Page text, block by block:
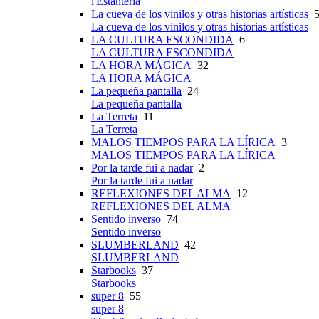
La cueva de los vinilos y otras historias artísticas
La cueva de los vinilos y otras historias artísticas
LA CULTURA ESCONDIDA 6
LA CULTURA ESCONDIDA
LA HORA MÁGICA 32
LA HORA MÁGICA
La pequeña pantalla 24
La pequeña pantalla
La Terreta 11
La Terreta
MALOS TIEMPOS PARA LA LÍRICA 3
MALOS TIEMPOS PARA LA LÍRICA
Por la tarde fui a nadar2
Por la tarde fui a nadar
REFLEXIONES DEL ALMA
12
REFLEXIONES DEL ALMA
Sentido inverso 74
Sentido inverso
SLUMBERLAND 42
SLUMBERLAND
Starbooks 37
Starbooks
super 8 55
super 8